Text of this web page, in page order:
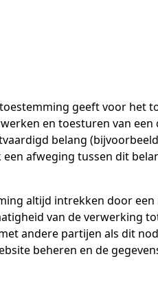
geeft voor het
en toesturen van
belang
afweging tussen dit
altijd intrekken door
van de verwerking
andere partijen als dit
beheren en de